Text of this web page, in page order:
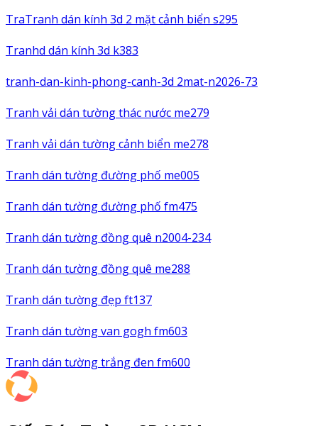
TraTranh dán kính 3d 2 mặt cảnh biển s295
Tranhd dán kính 3d k383
tranh-dan-kinh-phong-canh-3d 2mat-n2026-73
Tranh vải dán tường thác nước me279
Tranh vải dán tường cảnh biển me278
Tranh dán tường đường phố me005
Tranh dán tường đường phố fm475
Tranh dán tường đồng quê n2004-234
Tranh dán tường đồng quê me288
Tranh dán tường đẹp ft137
Tranh dán tường van gogh fm603
Tranh dán tường trắng đen fm600